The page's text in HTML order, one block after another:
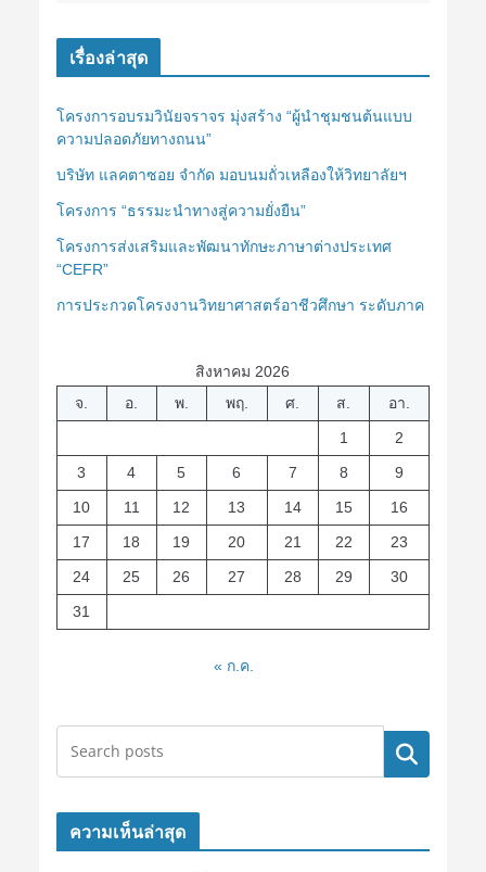
เรื่องล่าสุด
โครงการอบรมวินัยจราจร มุ่งสร้าง “ผู้นำชุมชนต้นแบบ
ความปลอดภัยทางถนน”
บริษัท แลคตาซอย จำกัด มอบนมถั่วเหลืองให้วิทยาลัยฯ
โครงการ “ธรรมะนำทางสู่ความยั่งยืน”
โครงการส่งเสริมและพัฒนาทักษะภาษาต่างประเทศ
“CEFR”
การประกวดโครงงานวิทยาศาสตร์อาชีวศึกษา ระดับภาค
สิงหาคม 2026
จ.
อ. พ. พฤ. ศ. ส.
อา.
1
2
3
4 5 6 7 8
9
10
11 12 13 14 15
16
17
18 19 20 21 22
23
24
25 26 27 28 29
30
31
« ก.ค.
ค้นหา
ความเห็นล่าสุด